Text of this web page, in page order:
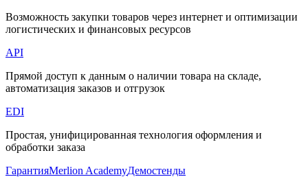
Возможность закупки товаров через интернет и оптимизации
логистических и финансовых ресурсов
API
Прямой доступ к данным о наличии товара на складе,
автоматизация заказов и отгрузок
EDI
Простая, унифицированная технология оформления и
обработки заказа
ГарантияMerlion AcademyДемостенды